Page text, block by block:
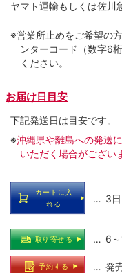
ヤマト運輸もしくは佐川
※営業所止めをご希望の
ンターコード（数字6
ください。
お届け日目安
下記発送日は目安です。
※沖縄県や離島への発送
いただく場合がござい
カートに入
れる
… 3日
取り寄せる … 6～
予約する … 発